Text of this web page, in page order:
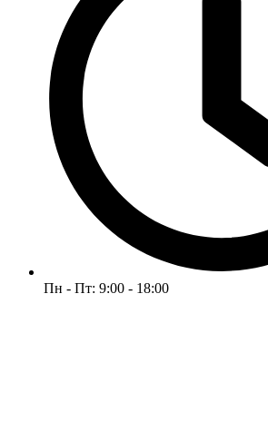
Пн - Пт: 9:00 - 18:00